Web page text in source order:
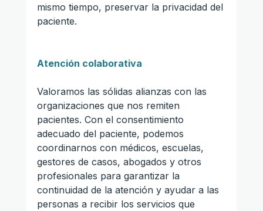
mismo tiempo, preservar la privacidad del
paciente.
Atención colaborativa
Valoramos las sólidas alianzas con las
organizaciones que nos remiten
pacientes. Con el consentimiento
adecuado del paciente, podemos
coordinarnos con médicos, escuelas,
gestores de casos, abogados y otros
profesionales para garantizar la
continuidad de la atención y ayudar a las
personas a recibir los servicios que